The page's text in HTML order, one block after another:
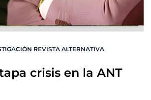
REVISTA ALTERNATIVA
crisis en la ANT